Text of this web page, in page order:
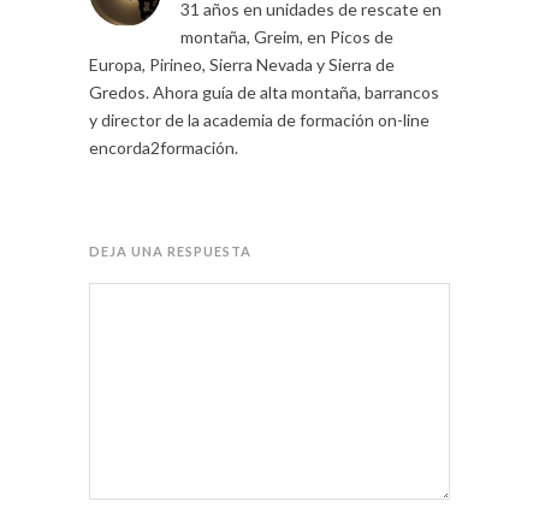
31 años en unidades de rescate en
montaña, Greim, en Picos de
Europa, Pirineo, Sierra Nevada y Sierra de
Gredos. Ahora guía de alta montaña, barrancos
y director de la academia de formación on-line
encorda2formación.
DEJA UNA RESPUESTA